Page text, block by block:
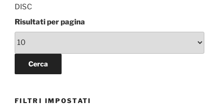
DISC
Risultati per pagina
FILTRI IMPOSTATI